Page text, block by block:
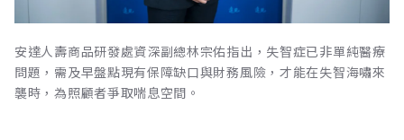
安達人壽商品研發處資深副總林宗佑指出，失智症已非單純醫療
問題，需及早盤點現有保障缺口與財務風險，才能在失智海嘯來
襲時，為照顧者爭取喘息空間。